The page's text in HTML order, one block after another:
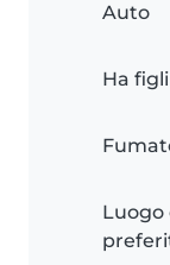
Auto
Ha figli
Luogo